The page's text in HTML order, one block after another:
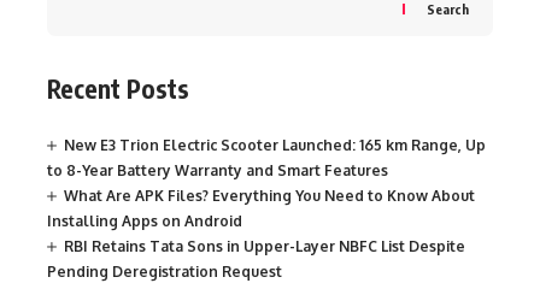
Search
Recent Posts
New E3 Trion Electric Scooter Launched: 165 km Range, Up
to 8-Year Battery Warranty and Smart Features
What Are APK Files? Everything You Need to Know About
Installing Apps on Android
RBI Retains Tata Sons in Upper-Layer NBFC List Despite
Pending Deregistration Request